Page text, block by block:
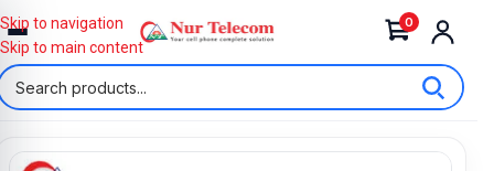
0
Skip to navigation
Skip to main content